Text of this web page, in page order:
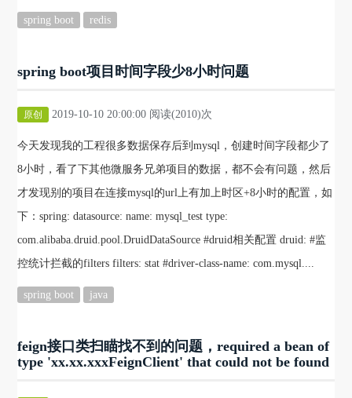
spring boot redis
spring boot项目时间字段少8小时问题
原创 2019-10-10 20:00:00 阅读(2010)次
今天发现我的工程很多数据保存后到mysql，创建时间字段都少了
8小时，看了下其他微服务兄弟项目的数据，都不会有问题，然后
才发现别的项目在连接mysql的url上有加上时区+8小时的配置，如
下：spring: datasource: name: mysql_test type:
com.alibaba.druid.pool.DruidDataSource #druid相关配置 druid: #监
控统计拦截的filters filters: stat #driver-class-name: com.mysql....
spring boot java
feign接口类扫瞄找不到的问题，required a bean of
type 'xx.xx.xxxFeignClient' that could not be found